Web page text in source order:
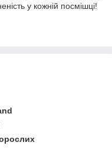
у кожній посмішці!